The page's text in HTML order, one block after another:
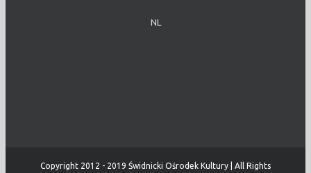
NL
Copyright 2012 - 2019 Świdnicki Ośrodek Kultury | All Rights